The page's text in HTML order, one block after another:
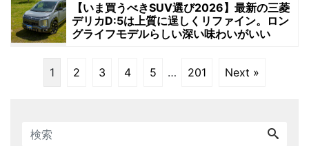
【いま買うべきSUV選び2026】最新の三菱
デリカD:5は上質に逞しくリファイン。ロン
グライフモデルらしい深い味わいがいい
1 2 3 4 5 … 201 Next »